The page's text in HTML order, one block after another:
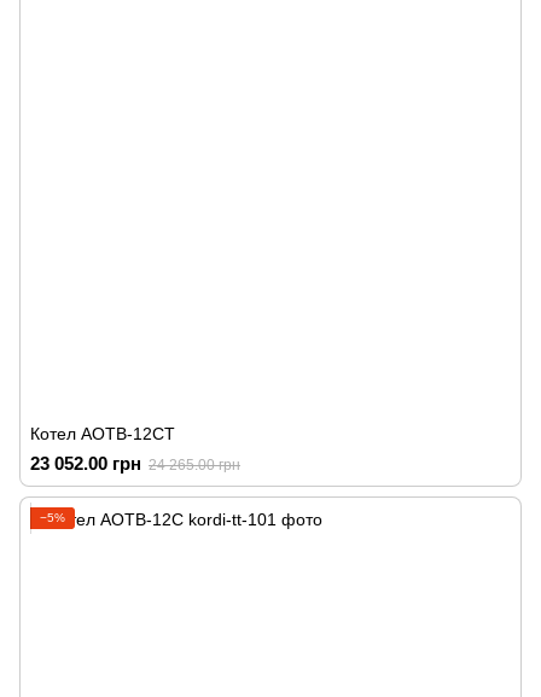
Котел АОТВ-12СТ
23 052.00 грн 24 265.00 грн
−5%